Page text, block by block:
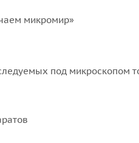
микромир»
под микроскопом